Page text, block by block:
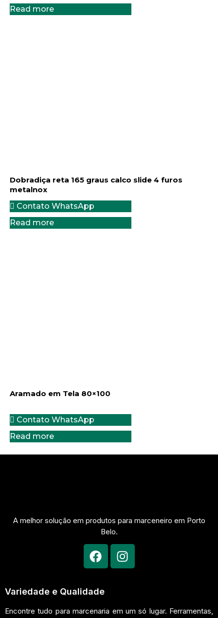
Read more
Dobradiça reta 165 graus calco slide 4 furos
metalnox
Contato WhatsApp
Read more
Aramado em Tela 80×100
Contato WhatsApp
Read more
A melhor solução em produtos para marceneiro em Porto
Belo.
Variedade e Qualidade
Encontre tudo para marcenaria em um só lugar. Ferramentas,